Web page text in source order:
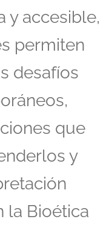
y accesible,
permiten
desafíos
que
y
la Bioética